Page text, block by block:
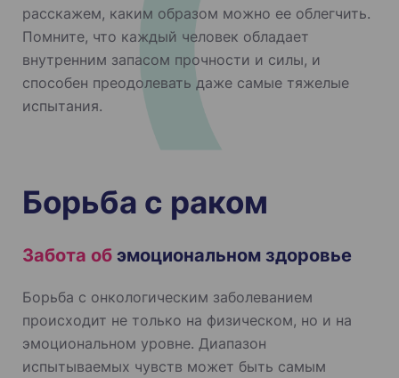
расскажем, каким образом можно ее облегчить.
Помните, что каждый человек обладает
внутренним запасом прочности и силы, и
способен преодолевать даже самые тяжелые
испытания.
Борьба с раком
Забота об эмоциональном здоровье
Борьба с онкологическим заболеванием
происходит не только на физическом, но и на
эмоциональном уровне. Диапазон
испытываемых чувств может быть самым